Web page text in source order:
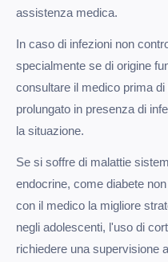
assistenza medica.
In caso di infezioni non
specialmente se di origine
consultare il medico prima
prolungato in presenza di
la situazione.
Se si soffre di malattie
endocrine, come diabete
con il medico la migliore
negli adolescenti, l'uso di
richiedere una supervisione